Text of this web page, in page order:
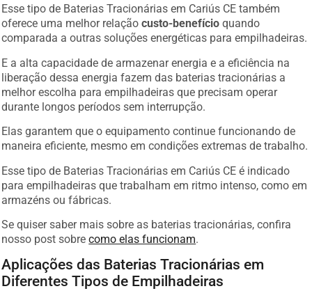
Esse tipo de Baterias Tracionárias em Cariús CE também
oferece uma melhor relaçãocusto-benefício quando
comparada a outras soluções energéticas para empilhadeiras.
E a alta capacidade de armazenar energia e a eficiência na
liberação dessa energia fazem das baterias tracionárias a
melhor escolha para empilhadeiras que precisam operar
durante longos períodos sem interrupção.
Elas garantem que o equipamento continue funcionando de
maneira eficiente, mesmo em condições extremas de trabalho.
Esse tipo de Baterias Tracionárias em Cariús CE é indicado
para empilhadeiras que trabalham em ritmo intenso, como em
armazéns ou fábricas.
Se quiser saber mais sobre as baterias tracionárias, confira
nosso post sobrecomo elas funcionam.
Aplicações das Baterias Tracionárias em
Diferentes Tipos de Empilhadeiras